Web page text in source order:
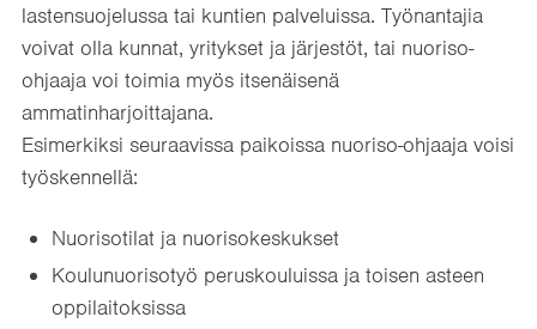
lastensuojelussa tai kuntien palveluissa. Työnantajia
voivat olla kunnat, yritykset ja järjestöt, tai nuoriso-
ohjaaja voi toimia myös itsenäisenä
ammatinharjoittajana.
Esimerkiksi seuraavissa paikoissa nuoriso-ohjaaja voisi
työskennellä:
Nuorisotilat ja nuorisokeskukset
Koulunuorisotyö peruskouluissa ja toisen asteen
oppilaitoksissa